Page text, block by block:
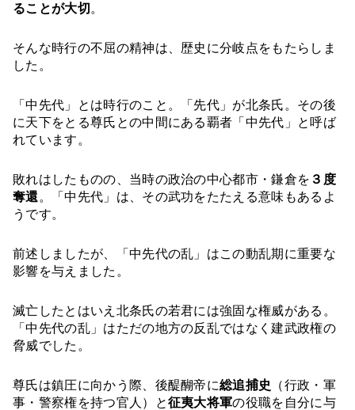
ることが大切 。
そんな時行の不屈の精神は、歴史に分岐点をもたらしま
した。
「中先代」とは時行のこと。「先代」が北条氏。その後
に天下をとる尊氏との中間にある覇者「中先代」と呼ば
れています。
敗れはしたものの、当時の政治の中心都市・鎌倉を ３度
奪還 。「中先代」は、その武功をたたえる意味もあるよ
うです。
前述しましたが、「中先代の乱」はこの動乱期に重要な
影響を与えました。
滅亡したとはいえ北条氏の若君には強固な権威がある。
「中先代の乱」はただの地方の反乱ではなく建武政権の
脅威でした。
尊氏は鎮圧に向かう際、後醍醐帝に総追捕史
（行政・軍
事・警察権を持つ官人）と征夷大将軍の役職を自分に与